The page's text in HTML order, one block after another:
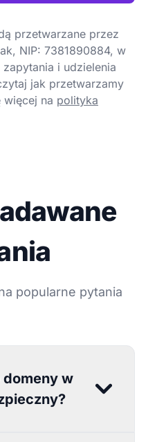
przetwarzane przez
NIP: 7381890884, w
zapytania i udzielenia
jak przetwarzamy
więcej na polityka
popularne pytania
domeny w